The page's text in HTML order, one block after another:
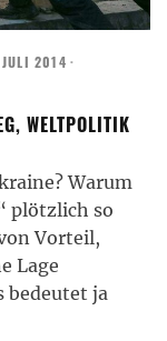
2014 ·
WELTPOLITIK
Warum
plötzlich so
Vorteil,
Lage
bedeutet ja